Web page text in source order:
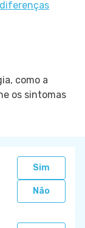
diferenças
como a
os sintomas
Sim
Não